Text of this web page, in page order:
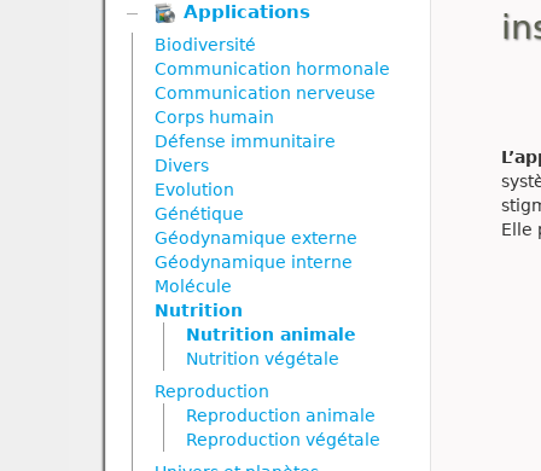
Elle
Biodiversité
Communication hormonale
Communication nerveuse
Corps humain
Défense immunitaire
Divers
Génétique
Géodynamique externe
Géodynamique interne
Nutrition
Nutrition animale
Nutrition végétale
Reproduction
Reproduction animale
Reproduction végétale
Ressources naturelles et
pollution
Applications
Biodiversité
Communication hormonale
Communication nerveuse
Corps humain
Défense immunitaire
Divers
Evolution
Génétique
Géodynamique externe
Géodynamique interne
Molécule
Nutrition
Nutrition animale
Nutrition végétale
Reproduction
Reproduction animale
Reproduction végétale